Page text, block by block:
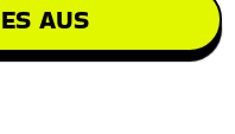
AUS